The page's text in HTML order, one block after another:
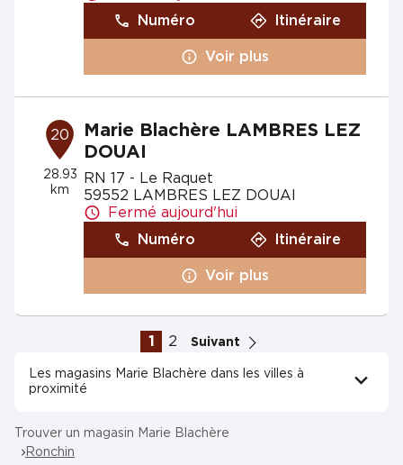
Numéro
Itinéraire
Voir plus
20
28.93
km
Marie Blachère LAMBRES LEZ
DOUAI
RN 17 - Le Raquet
59552 LAMBRES LEZ DOUAI
Fermé aujourd'hui
Numéro
Itinéraire
Voir plus
1 2 Suivant
Les magasins Marie Blachère dans les villes à
proximité
Trouver un magasin Marie Blachère
Ronchin